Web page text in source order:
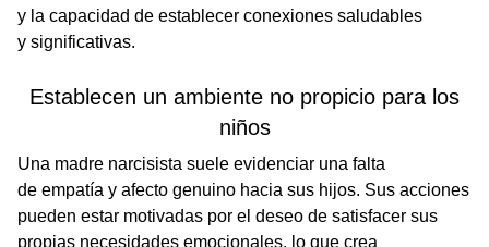
y la capacidad de establecer conexiones saludables
y significativas.
Establecen un ambiente no propicio para los
niños
Una madre narcisista suele evidenciar una falta
de empatía y afecto genuino hacia sus hijos. Sus acciones
pueden estar motivadas por el deseo de satisfacer sus
propias necesidades emocionales, lo que crea